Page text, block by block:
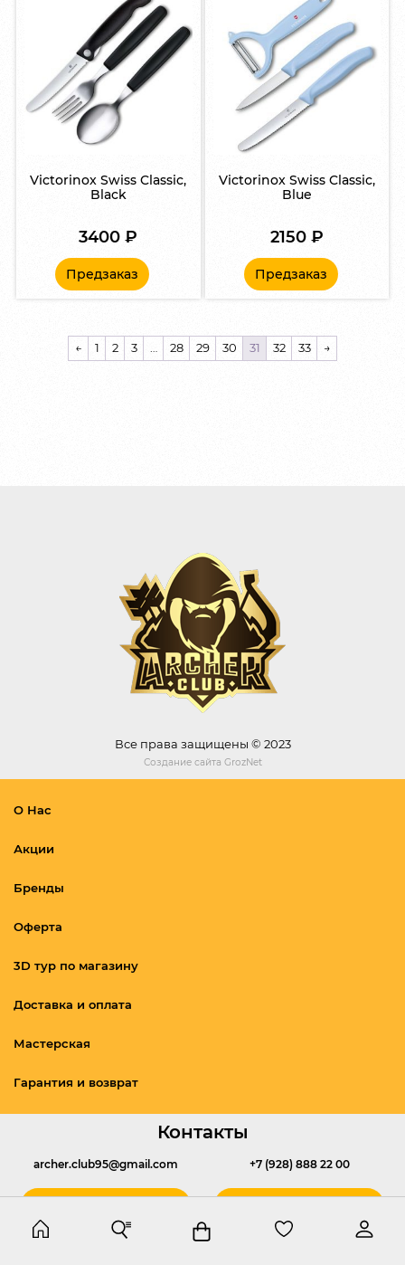
Victorinox Swiss Classic,
Black
3400₽
Предзаказ
Victorinox Swiss Classic,
Blue
2150 ₽
Предзаказ
← 1 2 3 28 29 30 31 32 33 →
Все права защищены © 2023
Создание сайта GrozNet
О Нас
Акции
Бренды
Оферта
3D тур по магазину
Доставка и оплата
Мастерская
Гарантия и возврат
Контакты
archer.club95@gmail.com +7 (928) 888 22 00